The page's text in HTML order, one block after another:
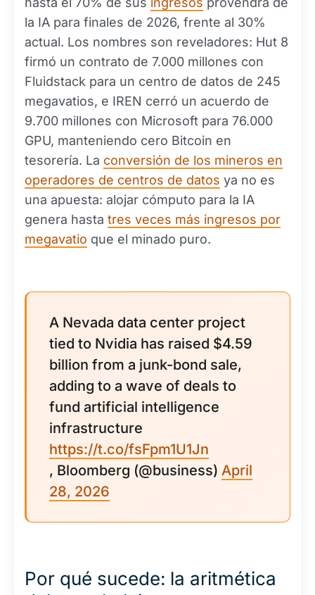
la IA para finales de 2026, frente al 30%
actual. Los nombres son reveladores: Hut 8
firmó un contrato de 7.000 millones con
Fluidstack para un centro de datos de 245
megavatios, e IREN cerró un acuerdo de
9.700 millones con Microsoft para 76.000
GPU, manteniendo cero Bitcoin en
tesorería. La conversión de los mineros en
operadores de centros de datos ya no es
una apuesta: alojar cómputo para la IA
genera hasta tres veces más ingresos por
megavatio que el minado puro.
A Nevada data center project
tied to Nvidia has raised $4.59
billion from a junk-bond sale,
adding to a wave of deals to
fund artificial intelligence
infrastructure
https://t.co/fsFpm1U1Jn
, Bloomberg (@business) April
28, 2026
Por qué sucede: la aritmética